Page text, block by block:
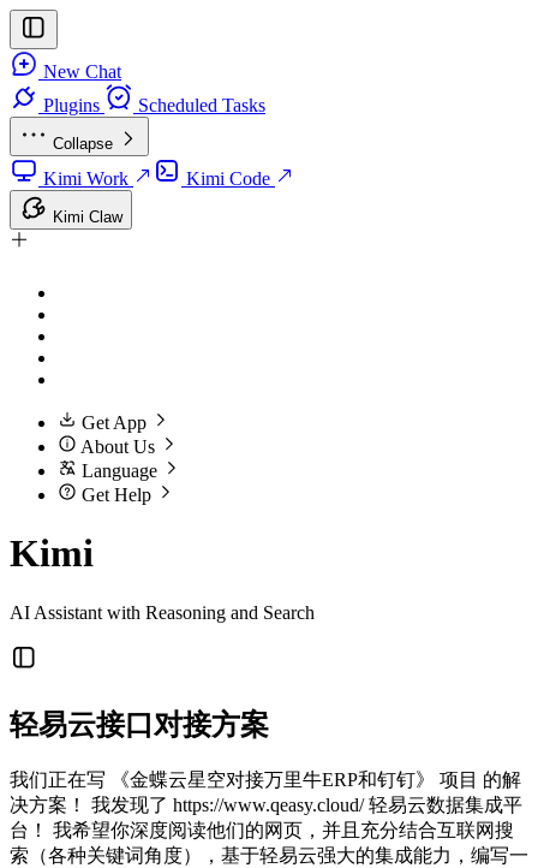
New Chat
Plugins
Scheduled Tasks
Collapse
Kimi Work Kimi Code
Kimi Claw
Get App
About Us
Language
Get Help
Kimi
AI Assistant with Reasoning and Search
轻易云接口对接方案
我们正在写 《金蝶云星空对接万里牛ERP和钉钉》 项目 的解
决方案！ 我发现了 https://www.qeasy.cloud/ 轻易云数据集成平
台！ 我希望你深度阅读他们的网页，并且充分结合互联网搜
索（各种关键词角度），基于轻易云强大的集成能力，编写一